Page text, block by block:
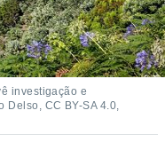
investigação e
Delso, CC BY-SA 4.0,